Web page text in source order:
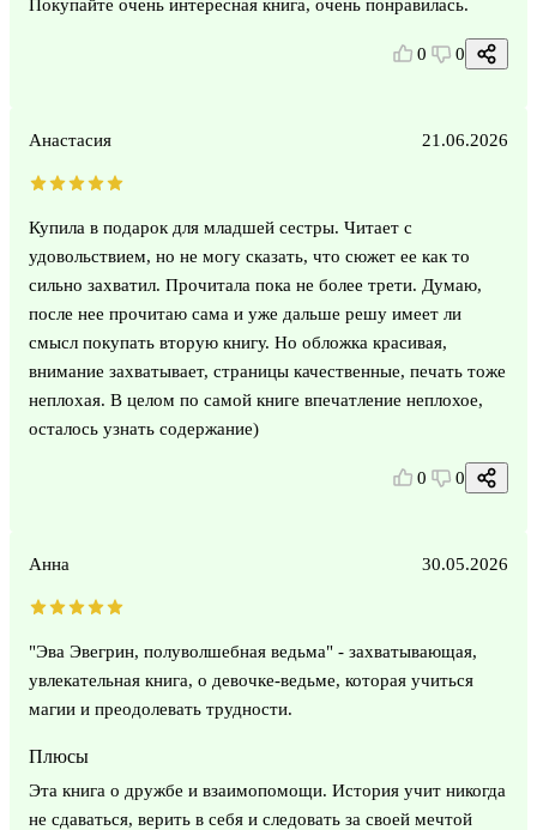
Покупайте очень интересная книга, очень понравилась.
0 0
Анастасия 21.06.2026
Купила в подарок для младшей сестры. Читает с
удовольствием, но не могу сказать, что сюжет ее как то
сильно захватил. Прочитала пока не более трети. Думаю,
после нее прочитаю сама и уже дальше решу имеет ли
смысл покупать вторую книгу. Но обложка красивая,
внимание захватывает, страницы качественные, печать тоже
неплохая. В целом по самой книге впечатление неплохое,
осталось узнать содержание)
0 0
Анна 30.05.2026
"Эва Эвегрин, полуволшебная ведьма" - захватывающая,
увлекательная книга, о девочке-ведьме, которая учиться
магии и преодолевать трудности.
Плюсы
Эта книга о дружбе и взаимопомощи. История учит никогда
не сдаваться, верить в себя и следовать за своей мечтой